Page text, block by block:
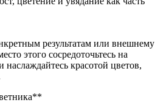
результатам или внешнему
этого сосредоточьтесь на
красотой цветов,